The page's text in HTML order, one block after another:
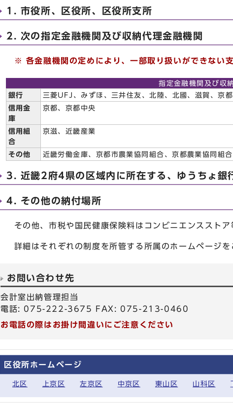
1. 市役所、区役所、区役所支所
2. 次の指定金融機関及び収納代理金融機関
※ 各金融機関の定めにより、一部取り扱いができない支
指定金融機関及び収
銀行
三菱UFJ、みずほ、三井住友、北陸、北國、滋賀、京
信用金
庫
京都、京都中央
信用組
合
京滋、近畿産業
その他 近畿労働金庫、京都市農業協同組合、京都農業協同組
3. 近畿2府4県の区域内に所在する、ゆうちょ銀
4. その他の納付場所
その他、市税や国民健康保険料はコンビニエンスストア
詳細はそれぞれの制度を所管する所属のホームページを
お問い合わせ先
会計室出納管理担当
電話: 075-222-3675 FAX: 075-213-0460
お電話の際はお掛け間違いにご注意ください
区役所ホームページ
北区 上京区 左京区 中京区 東山区 山科区